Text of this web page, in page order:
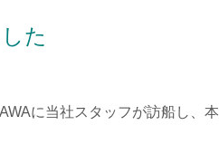
た
に当社スタッフが訪船し、